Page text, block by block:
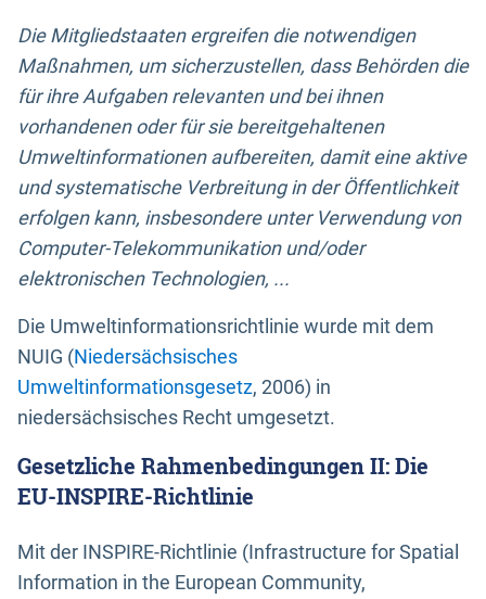
Die Mitgliedstaaten ergreifen die notwendigen
Maßnahmen, um sicherzustellen, dass Behörden die
für ihre Aufgaben relevanten und bei ihnen
vorhandenen oder für sie bereitgehaltenen
Umweltinformationen aufbereiten, damit eine aktive
und systematische Verbreitung in der Öffentlichkeit
erfolgen kann, insbesondere unter Verwendung von
Computer-Telekommunikation und/oder
elektronischen Technologien, ...
Die Umweltinformationsrichtlinie wurde mit dem
NUIG (Niedersächsisches
Umweltinformationsgesetz, 2006) in
niedersächsisches Recht umgesetzt.
Gesetzliche Rahmenbedingungen II: Die
EU-INSPIRE-Richtlinie
Mit der INSPIRE-Richtlinie (Infrastructure for Spatial
Information in the European Community,